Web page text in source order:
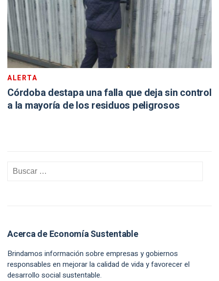
ALERTA
Córdoba destapa una falla que deja sin control
a la mayoría de los residuos peligrosos
Acerca de Economía Sustentable
Brindamos información sobre empresas y gobiernos
responsables en mejorar la calidad de vida y favorecer el
desarrollo social sustentable.